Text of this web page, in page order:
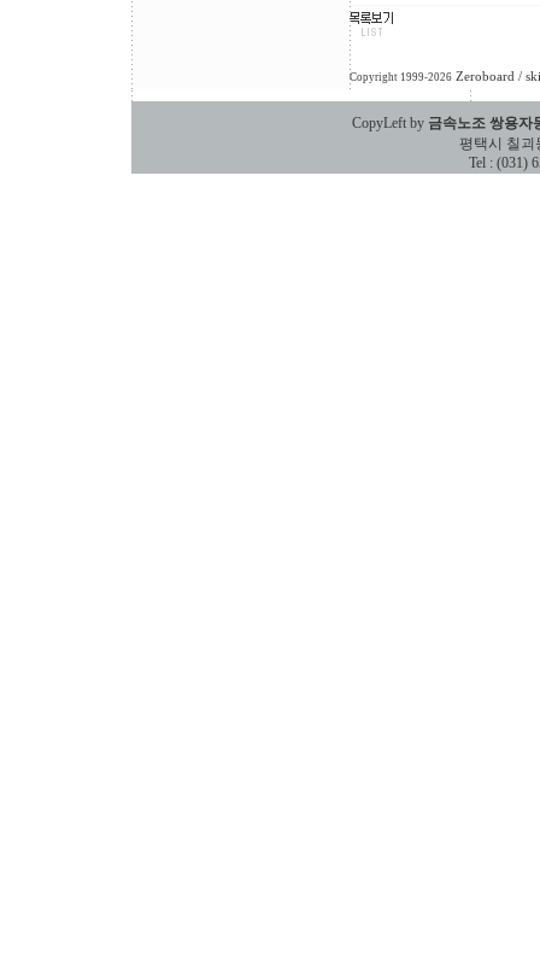
Copyright 1999-2026 Zeroboard /
CopyLeft by 금속노조 쌍용자
평택시 칠괴동
Tel : (031)